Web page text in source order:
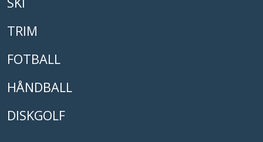
TRIM
FOTBALL
HÅNDBALL
DISKGOLF